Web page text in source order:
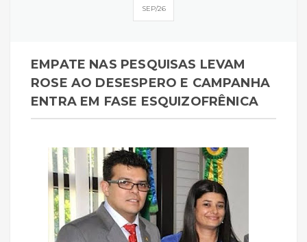
SEP 26
EMPATE NAS PESQUISAS LEVAM
ROSE AO DESESPERO E CAMPANHA
ENTRA EM FASE ESQUIZOFRÊNICA